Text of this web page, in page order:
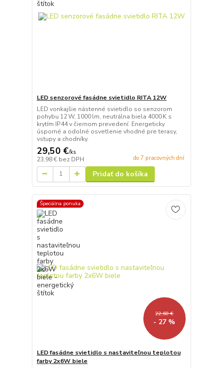
LED senzorové fasádne svietidlo RITA 12W
LED vonkajšie nástenné svietidlo so senzorom
pohybu 12 W, 1000 lm, neutrálna biela 4000 K s
krytím IP44 v čiernom prevedení. Energeticky
úsporné a odolné osvetlenie vhodné pre terasy,
vstupy a chodníky.
29,50 €/ks
23,98 € bez DPH do 7 pracovných dní
Pridať do košíka
Špeciálna ponuka
22,60 €
- 27 %
LED fasádne svietidlo s nastaviteľnou teplotou
farby 2x6W biele